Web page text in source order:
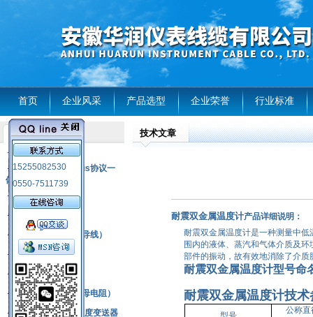
首页 企业风采 产品选型 企业荣誉 行业标准
15255082530
0550-7511739
产品列表
风电温度传感器
RS485通讯modbus协议一
体化现场智能仪表
热电偶
热电偶补偿电缆（导线）
振动传感器
热电阻
铂热电阻元件（云母电阻）
SBW系列一体化温度变送器
技术文章
耐震双金属温度计产品详细说明：
耐震双金属温度计是一种测量中
围内的液体、蒸汽和气体介质及
部件的振动，故有效地消除了介
耐震双金属温度计型号命
耐震双金属温度计技术
公称直